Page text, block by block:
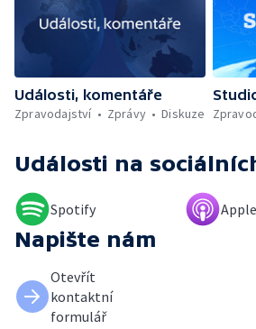
Události, komentáře
Zpravodajství
Zprávy Diskuze
Události na
Spotify
Napište nám
Otevřít
kontaktní
formulář